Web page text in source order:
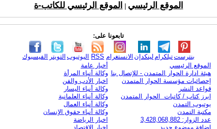
الموقع الرئيسي الموقع الرئيسي للكاتب-ة
تابعونا على:
الفيسبوك التويتر اليوتيوب RSS الانستغرام لينكدإن تيلكرامبنترست
الموقع الرئيسي
هيئة ادارة الحوار المتمدن - للإتصال بنا
إحصائيات مؤسسة الحوار المتمدن
قواعد النشر
ابرز كتاب / كاتبات الحوار المتمدن
يوتيوب التمدن
مكتبة التمدن
عدد الزوار: 3,428,068,882
اضافة موضوع جديد
أخبار عامة
وكالة أنباء المرأة
اخبار الأدب والفن
وكالة أنباء اليسار
وكالة أنباء العلمانية
وكالة أنباء العمال
وكالة أنباء حقوق الإنسان
اخبار الرياضة
اخبار الاقتصاد